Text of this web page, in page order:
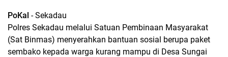
PoKal - Sekadau
Polres Sekadau melalui Satuan Pembinaan Masyarakat
(Sat Binmas) menyerahkan bantuan sosial berupa paket
sembako kepada warga kurang mampu di Desa Sungai